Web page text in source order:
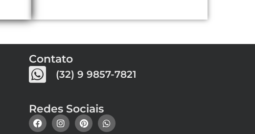
Contato
(32) 9 9857-7821
Redes Sociais